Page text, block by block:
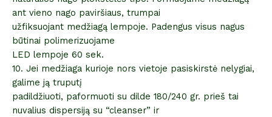
ant vieno nago paviršiaus, trumpai
užfiksuojant medžiagą lempoje. Padengus visus nagus
būtinai polimerizuojame
LED lempoje 60 sek.
10. Jei medžiaga kurioje nors vietoje pasiskirstė nelygiai,
galime ją truputį
padildžiuoti, paformuoti su dilde 180/240 gr. prieš tai
nuvalius dispersiją su “cleanser” ir